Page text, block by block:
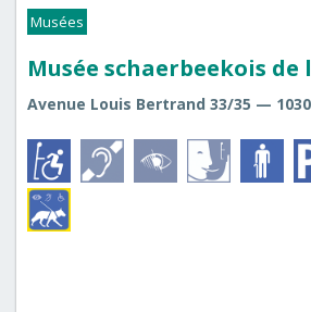
Musées
Musée schaerbeekois de
Avenue Louis Bertrand 33/35 —